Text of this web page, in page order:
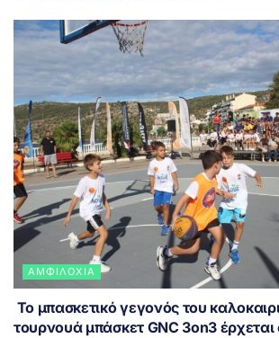
ΑΜΦΙΛΟΧΊΑ
Το μπασκετικό γεγονός του
τουρνουά μπάσκετ GNC 3on3